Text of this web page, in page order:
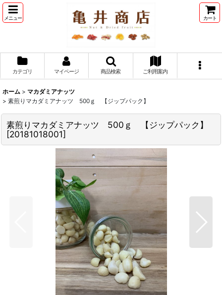
メニュー カート
カテゴリ マイページ 商品検索 ご利用案内
ホーム > マカダミアナッツ
> 素煎りマカダミアナッツ 500ｇ 【ジップパック】
素煎りマカダミアナッツ 500ｇ 【ジップパック】
[20181018001]